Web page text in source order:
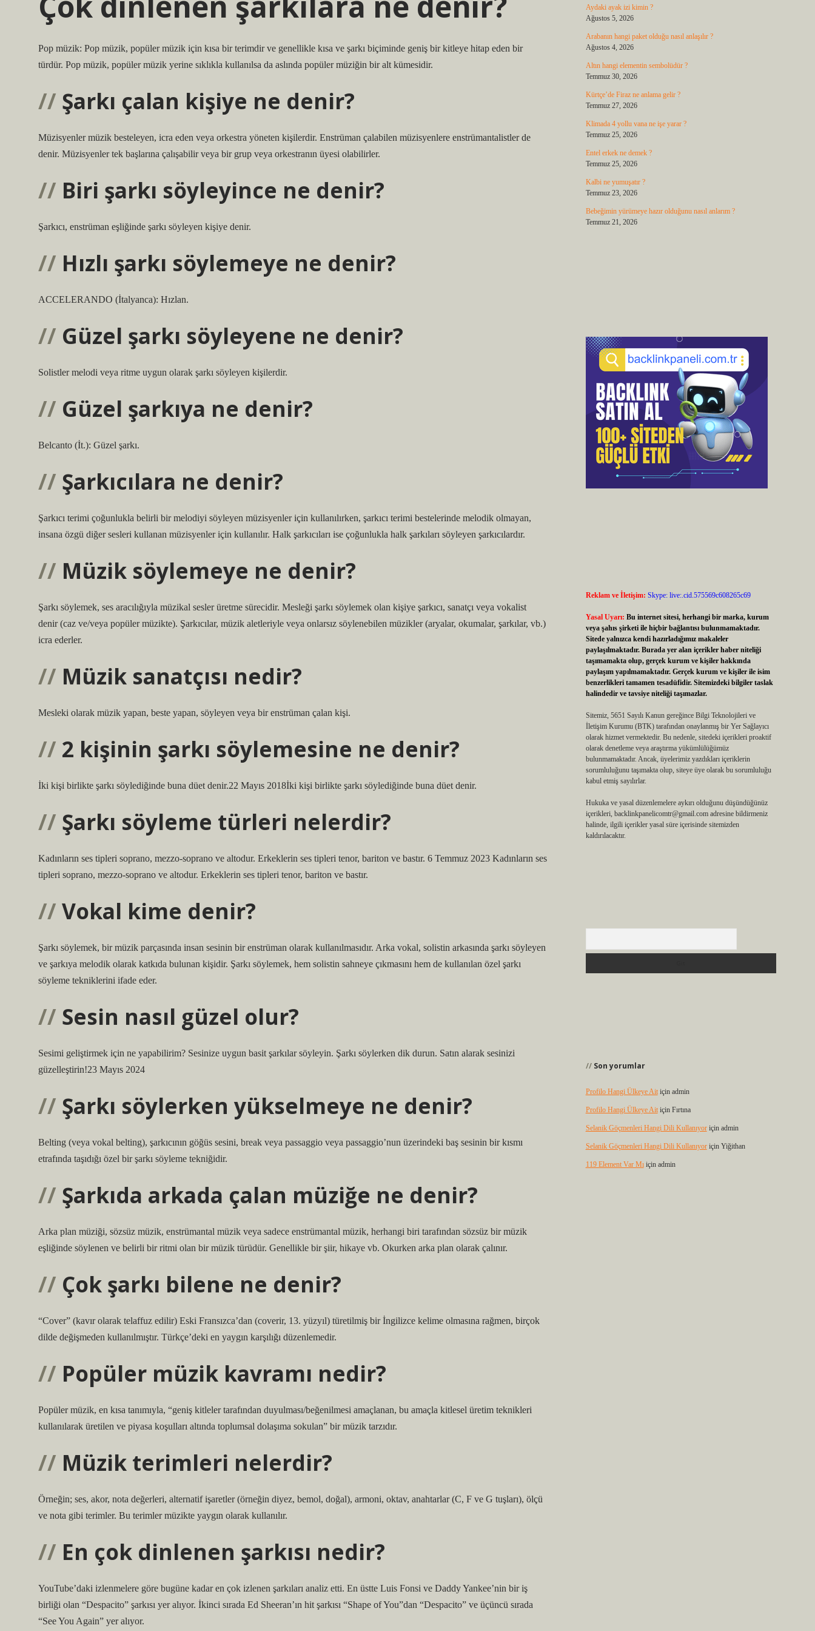
Pop müzik: Pop müzik, popüler müzik için kısa bir terimdir ve genellikle kısa ve şarkı biçiminde geniş bir kitleye hitap eden bir
türdür. Pop müzik, popüler müzik yerine sıklıkla kullanılsa da aslında popüler müziğin bir alt kümesidir.
Şarkı çalan kişiye ne denir?
Müzisyenler müzik besteleyen, icra eden veya orkestra yöneten kişilerdir. Enstrüman çalabilen müzisyenlere enstrümantalistler de
denir. Müzisyenler tek başlarına çalışabilir veya bir grup veya orkestranın üyesi olabilirler.
Biri şarkı söyleyince ne denir?
Şarkıcı, enstrüman eşliğinde şarkı söyleyen kişiye denir.
Hızlı şarkı söylemeye ne denir?
ACCELERANDO (İtalyanca): Hızlan.
Güzel şarkı söyleyene ne denir?
Solistler melodi veya ritme uygun olarak şarkı söyleyen kişilerdir.
Güzel şarkıya ne denir?
Belcanto (İt.): Güzel şarkı.
Şarkıcılara ne denir?
Şarkıcı terimi çoğunlukla belirli bir melodiyi söyleyen müzisyenler için kullanılırken, şarkıcı terimi bestelerinde melodik olmayan,
insana özgü diğer sesleri kullanan müzisyenler için kullanılır. Halk şarkıcıları ise çoğunlukla halk şarkıları söyleyen şarkıcılardır.
Müzik söylemeye ne denir?
Şarkı söylemek, ses aracılığıyla müzikal sesler üretme sürecidir. Mesleği şarkı söylemek olan kişiye şarkıcı, sanatçı veya vokalist
denir (caz ve/veya popüler müzikte). Şarkıcılar, müzik aletleriyle veya onlarsız söylenebilen müzikler (aryalar, okumalar, şarkılar, vb.)
icra ederler.
Müzik sanatçısı nedir?
Mesleki olarak müzik yapan, beste yapan, söyleyen veya bir enstrüman çalan kişi.
2 kişinin şarkı söylemesine ne denir?
İki kişi birlikte şarkı söylediğinde buna düet denir.22 Mayıs 2018İki kişi birlikte şarkı söylediğinde buna düet denir.
Şarkı söyleme türleri nelerdir?
Kadınların ses tipleri soprano, mezzo-soprano ve altodur. Erkeklerin ses tipleri tenor, bariton ve bastır. 6 Temmuz 2023 Kadınların ses
tipleri soprano, mezzo-soprano ve altodur. Erkeklerin ses tipleri tenor, bariton ve bastır.
Vokal kime denir?
Şarkı söylemek, bir müzik parçasında insan sesinin bir enstrüman olarak kullanılmasıdır. Arka vokal, solistin arkasında şarkı söyleyen
ve şarkıya melodik olarak katkıda bulunan kişidir. Şarkı söylemek, hem solistin sahneye çıkmasını hem de kullanılan özel şarkı
söyleme tekniklerini ifade eder.
Sesin nasıl güzel olur?
Sesimi geliştirmek için ne yapabilirim? Sesinize uygun basit şarkılar söyleyin. Şarkı söylerken dik durun. Satın alarak sesinizi
güzelleştirin!23 Mayıs 2024
Şarkı söylerken yükselmeye ne denir?
Belting (veya vokal belting), şarkıcının göğüs sesini, break veya passaggio veya passaggio’nun üzerindeki baş sesinin bir kısmı
etrafında taşıdığı özel bir şarkı söyleme tekniğidir.
Şarkıda arkada çalan müziğe ne denir?
Arka plan müziği, sözsüz müzik, enstrümantal müzik veya sadece enstrümantal müzik, herhangi biri tarafından sözsüz bir müzik
eşliğinde söylenen ve belirli bir ritmi olan bir müzik türüdür. Genellikle bir şiir, hikaye vb. Okurken arka plan olarak çalınır.
Çok şarkı bilene ne denir?
“Cover” (kavır olarak telaffuz edilir) Eski Fransızca’dan (coverir, 13. yüzyıl) türetilmiş bir İngilizce kelime olmasına rağmen, birçok
dilde değişmeden kullanılmıştır. Türkçe’deki en yaygın karşılığı düzenlemedir.
Popüler müzik kavramı nedir?
Popüler müzik, en kısa tanımıyla, “geniş kitleler tarafından duyulması/beğenilmesi amaçlanan, bu amaçla kitlesel üretim teknikleri
kullanılarak üretilen ve piyasa koşulları altında toplumsal dolaşıma sokulan” bir müzik tarzıdır.
Müzik terimleri nelerdir?
Örneğin; ses, akor, nota değerleri, alternatif işaretler (örneğin diyez, bemol, doğal), armoni, oktav, anahtarlar (C, F ve G tuşları), ölçü
ve nota gibi terimler. Bu terimler müzikte yaygın olarak kullanılır.
En çok dinlenen şarkısı nedir?
YouTube’daki izlenmelere göre bugüne kadar en çok izlenen şarkıları analiz etti. En üstte Luis Fonsi ve Daddy Yankee’nin bir iş
birliği olan “Despacito” şarkısı yer alıyor. İkinci sırada Ed Sheeran’ın hit şarkısı “Shape of You”dan “Despacito” ve üçüncü sırada
“See You Again” yer alıyor.
Aydaki ayak izi kimin ?
Ağustos 5, 2026
Arabanın hangi paket olduğu nasıl anlaşılır ?
Ağustos 4, 2026
Altın hangi elementin sembolüdür ?
Temmuz 30, 2026
Kürtçe’de Firaz ne anlama gelir ?
Temmuz 27, 2026
Klimada 4 yollu vana ne işe yarar ?
Temmuz 25, 2026
Entel erkek ne demek ?
Temmuz 25, 2026
Kalbi ne yumuşatır ?
Temmuz 23, 2026
Bebeğimin yürümeye hazır olduğunu nasıl anlarım ?
Temmuz 21, 2026
Reklam ve İletişim: Skype: live:.cid.575569c608265c69
Yasal Uyarı: Bu internet sitesi, herhangi bir marka, kurum
veya şahıs şirketi ile hiçbir bağlantısı bulunmamaktadır.
Sitede yalnızca kendi hazırladığımız makaleler
paylaşılmaktadır. Burada yer alan içerikler haber niteliği
taşımamakta olup, gerçek kurum ve kişiler hakkında
paylaşım yapılmamaktadır. Gerçek kurum ve kişiler ile isim
benzerlikleri tamamen tesadüfidir. Sitemizdeki bilgiler taslak
halindedir ve tavsiye niteliği taşımazlar.
Sitemiz, 5651 Sayılı Kanun gereğince Bilgi Teknolojileri ve
İletişim Kurumu (BTK) tarafından onaylanmış bir Yer Sağlayıcı
olarak hizmet vermektedir. Bu nedenle, sitedeki içerikleri proaktif
olarak denetleme veya araştırma yükümlülüğümüz
bulunmamaktadır. Ancak, üyelerimiz yazdıkları içeriklerin
sorumluluğunu taşımakta olup, siteye üye olarak bu sorumluluğu
kabul etmiş sayılırlar.
Hukuka ve yasal düzenlemelere aykırı olduğunu düşündüğünüz
içerikleri, backlinkpanelicomtr@gmail.comadresine bildirmeniz
halinde, ilgili içerikler yasal süre içerisinde sitemizden
kaldırılacaktır.
Son yorumlar
Profilo Hangi Ülkeye Aitiçin admin
Profilo Hangi Ülkeye Aitiçin Fırtına
Selanik Göçmenleri Hangi Dili Kullanıyoriçin admin
Selanik Göçmenleri Hangi Dili Kullanıyoriçin Yiğithan
119 Element Var Mıiçin admin